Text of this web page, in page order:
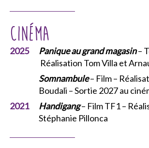
Cinéma
2025 Panique au grand magasin–
Réalisation Tom Villa et
Somnambule– Film –
Boudali – Sortie 2027 au
2021
Handigang– Film TF1 –
Stéphanie Pillonca